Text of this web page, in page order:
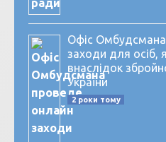
Офіс
заходи для осіб,
внаслідок
України
2 роки тому